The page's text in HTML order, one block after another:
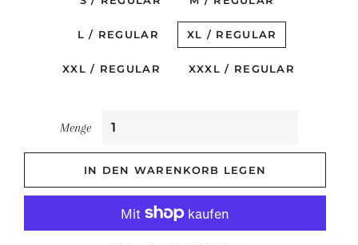
L / REGULAR XL / REGULAR
XXL / REGULAR XXXL / REGULAR
Menge
IN DEN WARENKORB LEGEN